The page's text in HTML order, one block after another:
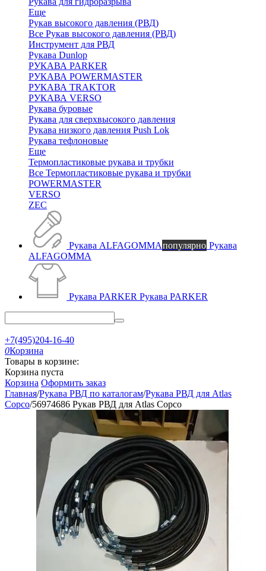
Еще
Рукав высокого давления (РВД)
Все Рукав высокого давления (РВД)
Инструмент для РВД
Рукава Dunlop
РУКАВА PARKER
РУКАВА POWERMASTER
РУКАВА TRAKTOR
РУКАВА VERSO
Рукава буровые
Рукава для сверхвысокого давления
Рукава низкого давления Push Lok
Рукава тефлоновые
Еще
Термопластиковые рукава и трубки
Все Термопластиковые рукава и трубки
POWERMASTER
VERSO
ZEC
Рукава ALFAGOMMAпопулярно Рукава
ALFAGOMMA
Рукава PARKER Рукава PARKER
+7(495)204-16-40
0Корзина
Товары в корзине:
Корзина пуста
Корзина Оформить заказ
Главная/Рукава РВД по каталогам/Рукава РВД для Atlas
Copco/56974686 Рукав РВД для Atlas Copco